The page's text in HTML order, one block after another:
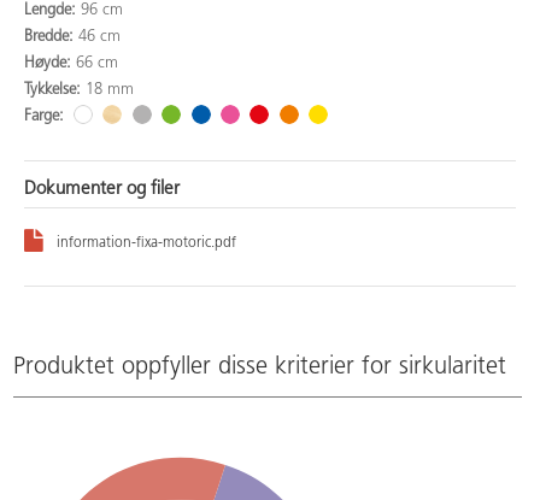
Lengde: 96 cm
Bredde: 46 cm
Høyde: 66 cm
Tykkelse: 18 mm
Farge:
Dokumenter og filer
information-fixa-motoric.pdf
Produktet oppfyller disse kriterier for sirkularitet